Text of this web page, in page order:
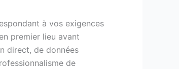
à vos exigences
premier lieu avant
direct, de données
de